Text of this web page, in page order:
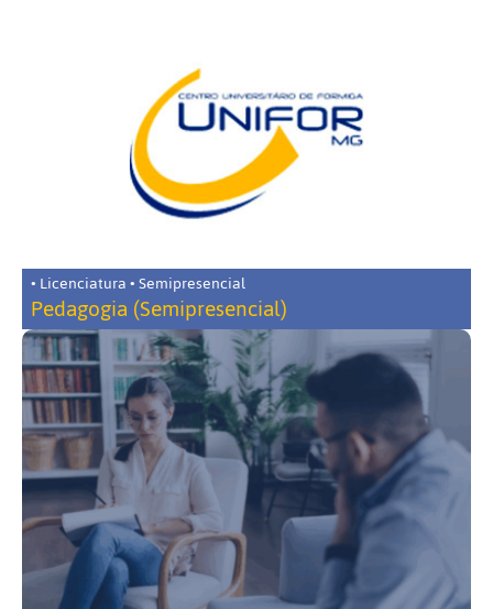
• Licenciatura • Semipresencial
Pedagogia (Semipresencial)